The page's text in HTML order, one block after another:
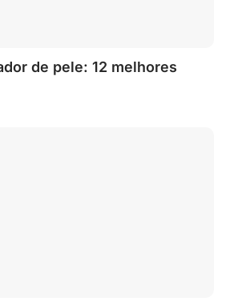
de pele: 12 melhores